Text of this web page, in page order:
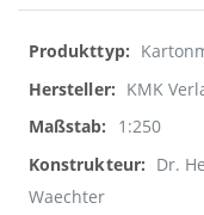
Weitere
InformationenKMK
1:250
Dr.
Waechter